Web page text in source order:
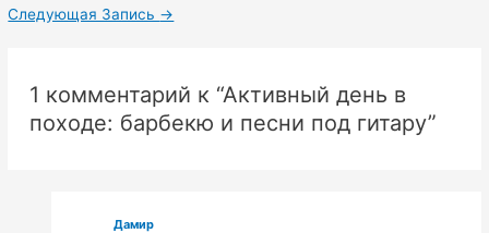
Следующая Запись →
1 комментарий к “Активный день в
походе: барбекю и песни под гитару”
Дамир